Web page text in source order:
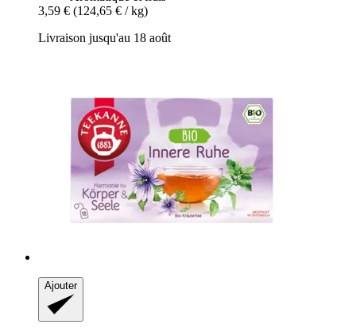
3,59 € (124,65 € / kg)
Livraison jusqu'au 18 août
Ajouter